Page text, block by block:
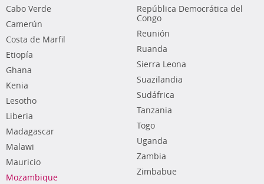
Cabo Verde
Camerún
Costa de Marfil
Etiopía
Ghana
Kenia
Lesotho
Liberia
Madagascar
Malawi
Mauricio
Mozambique
República Democrática del
Congo
Reunión
Ruanda
Sierra Leona
Suazilandia
Sudáfrica
Tanzania
Togo
Uganda
Zambia
Zimbabue